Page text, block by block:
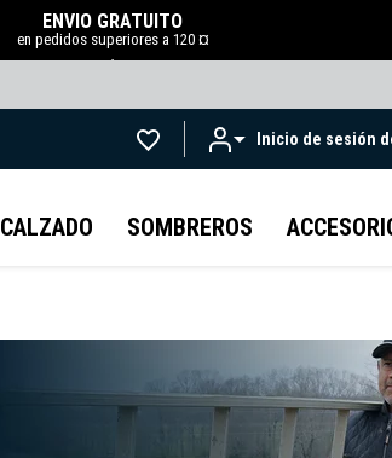
ENVÍO GRATUITO
en pedidos superiores a 120 ¤
.
Inicio de sesión
CALZADO SOMBREROS